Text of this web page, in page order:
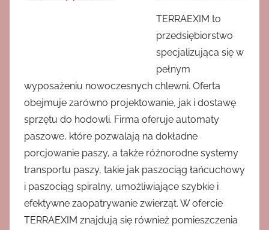
TERRAEXIM to
przedsiębiorstwo
specjalizująca się w
pełnym
wyposażeniu nowoczesnych chlewni. Oferta
obejmuje zarówno projektowanie, jak i dostawę
sprzętu do hodowli. Firma oferuje automaty
paszowe, które pozwalają na dokładne
porcjowanie paszy, a także różnorodne systemy
transportu paszy, takie jak paszociąg łańcuchowy
i paszociąg spiralny, umożliwiające szybkie i
efektywne zaopatrywanie zwierząt. W ofercie
TERRAEXIM znajdują się również pomieszczenia